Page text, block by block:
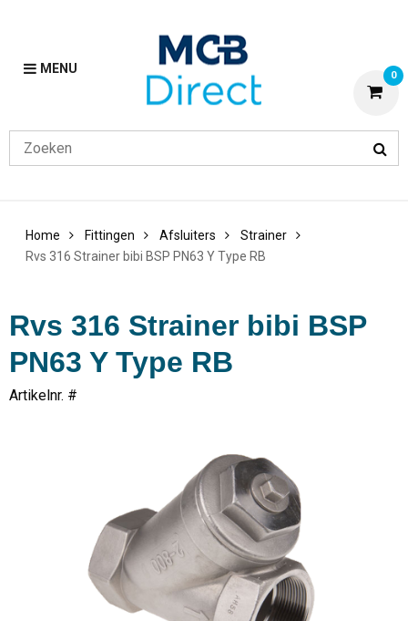
MENU 0
Home Fittingen Afsluiters
Strainer
Rvs 316 Strainer bibi BSP PN63 Y Type RB
Rvs 316 Strainer bibi BSP
PN63 Y Type RB
Artikelnr. #